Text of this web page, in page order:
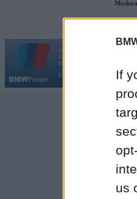
If
us
Vortāls BMWPower.lv darbojas
kopš 2002. gada 14. maija.
BMW AG.
Par BMWPower
Kontakti |